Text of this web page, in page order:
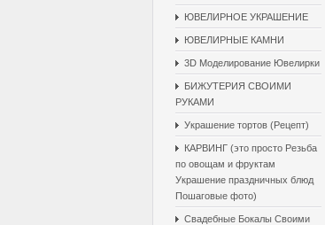
ЮВЕЛИРНОЕ УКРАШЕНИЕ
ЮВЕЛИРНЫЕ КАМНИ
3D Моделирование Ювелирки
БИЖУТЕРИЯ СВОИМИ
РУКАМИ
Украшение тортов (Рецепт)
КАРВИНГ (это просто Резьба
по овощам и фруктам
Украшение праздничных блюд
Пошаговые фото)
Свадебные Бокалы Cвоими